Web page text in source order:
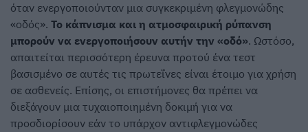
όταν ενεργοποιούνταν μια συγκεκριμένη φλεγμονώδης
«οδός». Το κάπνισμα και η ατμοσφαιρική ρύπανση
μπορούν να ενεργοποιήσουν αυτήν την «οδό». Ωστόσο,
απαιτείται περισσότερη έρευνα προτού ένα τεστ
βασισμένο σε αυτές τις πρωτεΐνες είναι έτοιμο για χρήση
σε ασθενείς. Επίσης, οι επιστήμονες θα πρέπει να
διεξάγουν μια τυχαιοποιημένη δοκιμή για να
προσδιορίσουν εάν το υπάρχον αντιφλεγμονώδες